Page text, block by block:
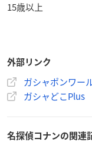
15歳以上
外部リンク
ガシャポンワー
ガシャどこPlus
名探偵コナンの関連